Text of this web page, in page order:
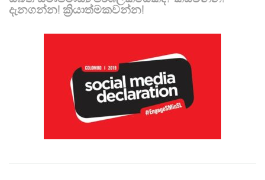
දැනගන්න! ක්‍රියාත්මකවන්න!